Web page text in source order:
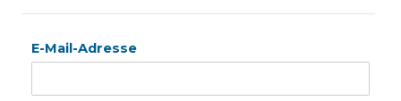
E-Mail-Adresse